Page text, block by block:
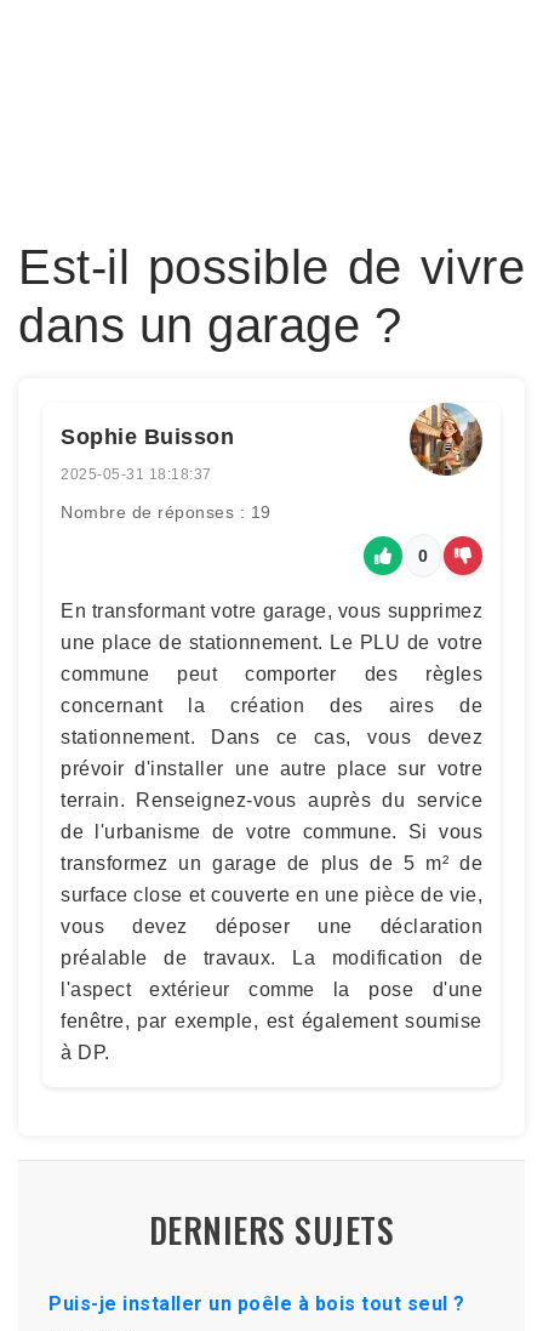
Est-il possible de vivre
dans un garage ?
Sophie Buisson
2025-05-31 18:18:37
Nombre de réponses : 19
0
En transformant votre garage, vous supprimez
une place de stationnement. Le PLU de votre
commune peut comporter des règles
concernant la création des aires de
stationnement. Dans ce cas, vous devez
prévoir d'installer une autre place sur votre
terrain. Renseignez-vous auprès du service
de l'urbanisme de votre commune. Si vous
transformez un garage de plus de 5 m² de
surface close et couverte en une pièce de vie,
vous devez déposer une déclaration
préalable de travaux. La modification de
l'aspect extérieur comme la pose d'une
fenêtre, par exemple, est également soumise
à DP.
DERNIERS SUJETS
Puis-je installer un poêle à bois tout seul ?